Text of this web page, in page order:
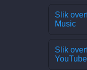
Slik
Music
Slik